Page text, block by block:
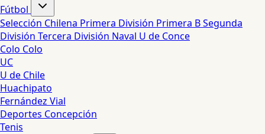
Fútbol
Selección Chilena Primera División Primera BSegunda
División Tercera División Naval U de Conce
Colo Colo
UC
U de Chile
Huachipato
Fernández Vial
Deportes Concepción
Tenis